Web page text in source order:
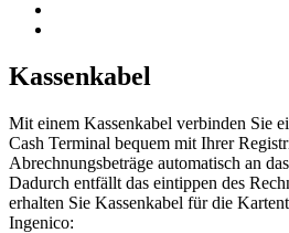
Kassenkabel
Mit einem Kassenkabel verbinden Sie
Cash Terminal bequem mit Ihrer
Abrechnungsbeträge automatisch an
Dadurch entfällt das eintippen des
erhalten Sie Kassenkabel für die
Ingenico: